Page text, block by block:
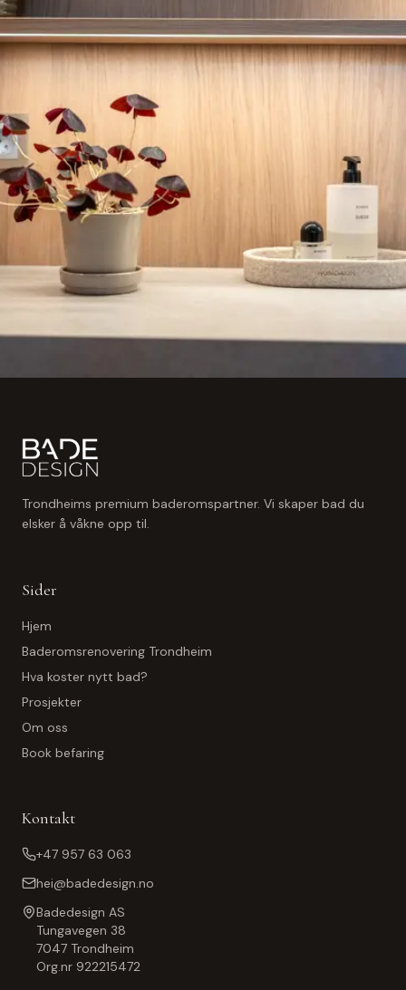
Trondheims premium baderomspartner. Vi skaper bad du
elsker å våkne opp til.
Sider
Hjem
Baderomsrenovering Trondheim
Hva koster nytt bad?
Prosjekter
Om oss
Book befaring
Kontakt
+47 957 63 063
hei@badedesign.no
Badedesign AS
Tungavegen 38
7047 Trondheim
Org.nr 922215472